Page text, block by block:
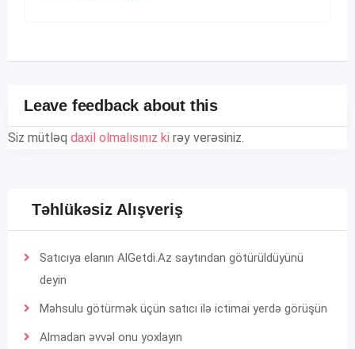
Leave feedback about this
Siz mütləq daxil olmalısınız ki rəy verəsiniz.
Təhlükəsiz Alışveriş
Satıcıya elanın AlGetdi.Az saytından götürüldüyünü
deyin
Məhsulu götürmək üçün satıcı ilə ictimai yerdə görüşün
Almadan əvvəl onu yoxlayın